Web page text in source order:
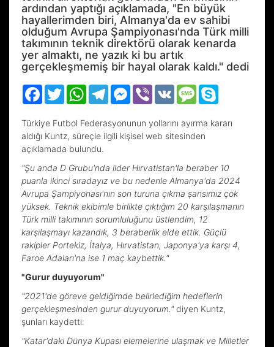
ardından yaptığı açıklamada, "En büyük
hayallerimden biri, Almanya'da ev sahibi
olduğum Avrupa Şampiyonası'nda Türk milli
takımının teknik direktörü olarak kenarda
yer almaktı, ne yazık ki bu artık
gerçekleşmemiş bir hayal olarak kaldı." dedi
Facebook
TwitterWhatsAppTelegramMessenger
Viber VK Message
Türkiye Futbol Federasyonunun yollarını ayırma kararı
aldığı Kuntz, süreçle ilgili kişisel web sitesinden
açıklamada bulundu.
"Şu anda D Grubu'nda lider Hırvatistan'la beraber 10
puanla ikinci sıradayız ve bu nedenle Almanya'da 2024
Avrupa Şampiyonası'nın son turuna çıkma şansımız çok
yüksek. Teknik ekibimle birlikte çıktığım 20 karşılaşmanın
Türk milli takımının sorumluluğunu üstlendim, 12
karşılaşmayı kazandık, 3 beraberlik elde ettik. Güçlü
rakipler Portekiz, İtalya, Hırvatistan, Japonya'ya karşı 4,
Faroe Adaları'na ise 1 maç kaybettik."
"Gurur duyuyorum"
"2021'de göreve geldiğimde belirlediğim hedeflerin
gerçekleşmesinden gurur duyuyorum."diyen Kuntz,
şunları kaydetti:
"Katar'daki Dünya Kupası elemelerine ulaşmak ve Milletler